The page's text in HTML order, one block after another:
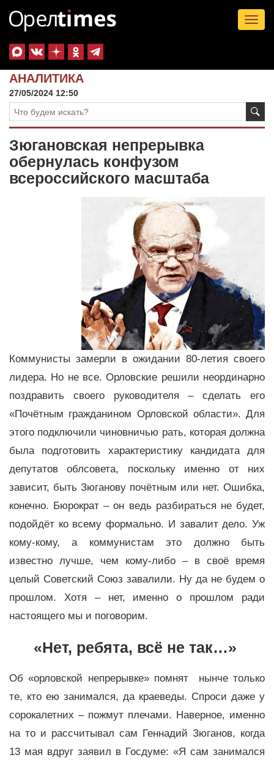
АНАЛИТИКА
27/05/2024 12:50
Зюгановская непрерывка
обернулась конфузом
всероссийского масштаба
Коммунисты замерли в ожидании 80-летия своего
лидера. Но не все. Орловские решили неординарно
поздравить своего руководителя – сделать его
«Почётным гражданином Орловской области». Для
этого подключили чиновничью рать, которая должна
была подготовить характеристику кандидата для
депутатов облсовета, поскольку именно от них
зависит, быть Зюганову почётным или нет. Ошибка,
конечно. Бюрократ – он ведь разбираться не будет,
подойдёт ко всему формально. И завалит дело. Уж
кому-кому, а коммунистам это должно быть
известно лучше, чем кому-либо – в своё время
целый Советский Союз завалили. Ну да не будем о
прошлом. Хотя – нет, именно о прошлом ради
настоящего мы и поговорим.
«Нет, ребята, всё не так…»
Об «орловской непрерывке» помнят нынче только
те, кто ею занимался, да краеведы. Спроси даже у
сорокалетних – пожмут плечами. Наверное, именно
на то и рассчитывал сам Геннадий Зюганов, когда
13 мая вдруг заявил в Госдуме: «Я сам занимался